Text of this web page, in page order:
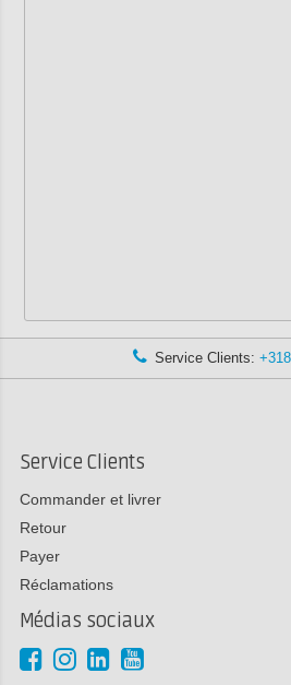
Service Clients:
Service Clients
Commander et livrer
Retour
Payer
Réclamations
Médias sociaux